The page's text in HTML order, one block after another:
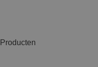
Producten